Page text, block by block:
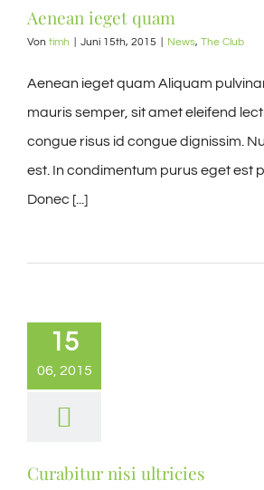
Aenean ieget quam
Von timh Juni 15th, 2015 News, The Club
Aenean ieget quam Aliquam
mauris semper, sit amet eleifend
congue risus id congue dignissim.
est. In condimentum purus eget est
Donec [...]
15
06, 2015
Curabitur nisi ultricies